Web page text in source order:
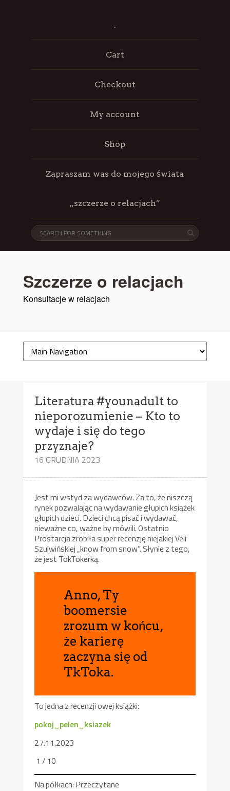
.
Cart
Checkout
My account
Shop
Zapraszam was do mojego świata
„szczerze o relacjach”
Szczerze o relacjach
Konsultacje w relacjach
Literatura #younadult to
nieporozumienie – Kto to
wydaje i się do tego
przyznaje?
16 GRUDNIA 2023
Jest mi wstyd za wydawców. Za to, że niszczą
rynek pozwalając na wydawanie głupich książek
głupich dzieci. Dzieci chcą pisać i wydawać,
nieważne co, ważne by mówili. Ostatnio
Prostarcja zrobiła super recenzję niejakiej Veli
Szulwińskiej „know from snow”. Słynie z tego,
że jest TokTokerką.
Anno, Ty
boomersie
zrozum w końcu,
że karierę
zaczyna się od
TkToka.
To jedna z recenzji owej książki:
pokoj_pelen_ksiazek
27.11.2023
1 / 10
Na półkach: Przeczytane